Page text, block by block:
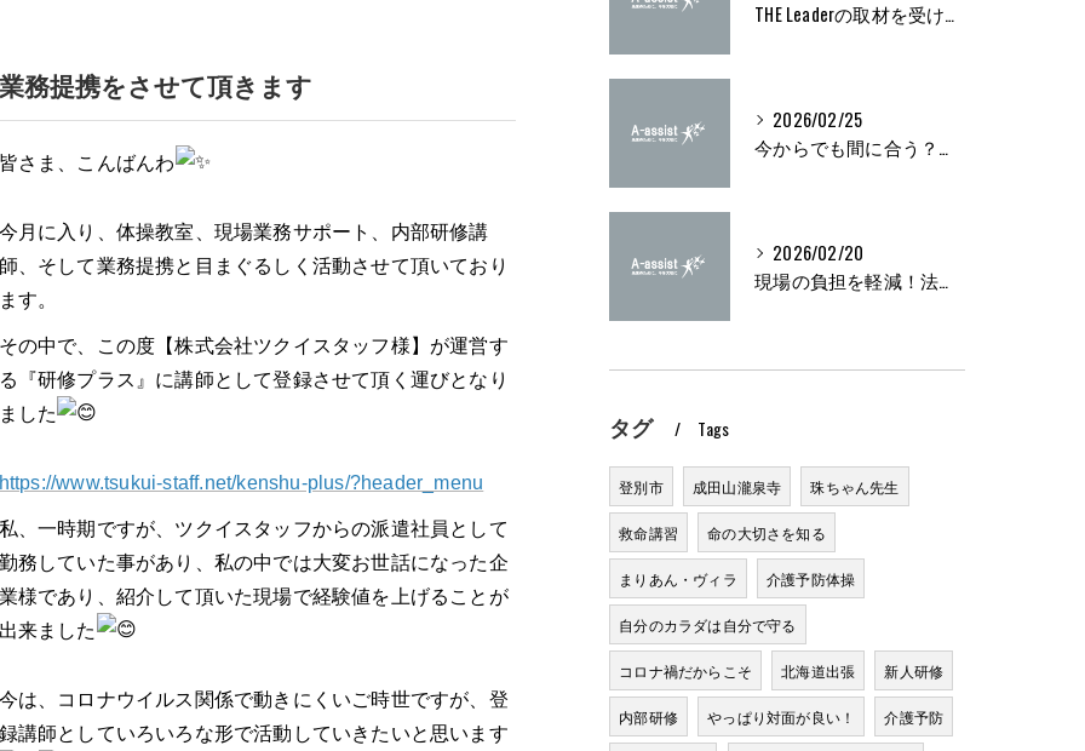
業務提携をさせて頂きます
皆さま、こんばんわ
今月に入り、体操教室、現場業務サポート、内部研修講
師、そして業務提携と目まぐるしく活動させて頂いており
ます。
その中で、この度【株式会社ツクイスタッフ様】が運営す
る『研修プラス』に講師として登録させて頂く運びとなり
ました
https://www.tsukui-staff.net/kenshu-plus/?header_menu
私、一時期ですが、ツクイスタッフからの派遣社員として
勤務していた事があり、私の中では大変お世話になった企
業様であり、紹介して頂いた現場で経験値を上げることが
出来ました
今は、コロナウイルス関係で動きにくいご時世ですが、登
録講師としていろいろな形で活動していきたいと思います
THE Leaderの取材を受けました
2026/02/25
今からでも間に合う？ブライト500取得条件をわかりやすく解説
2026/02/20
現場の負担を軽減！法定研修の実施方法とは？
タグ Tags
登別市 成田山瀧泉寺 珠ちゃん先生
救命講習 命の大切さを知る
まりあん・ヴィラ 介護予防体操
自分のカラダは自分で守る
コロナ禍だからこそ 北海道出張 新人研修
内部研修 やっぱり対面が良い！ 介護予防